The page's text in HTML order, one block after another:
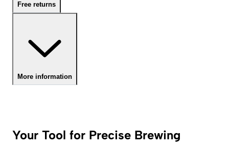
Free returns
More information
Your Tool for Precise Brewing